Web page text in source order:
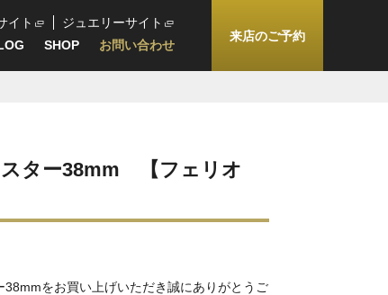
イト
ジュエリーサイト
SHOP お問い合わせ
来店のご予約
ター38mm 【フェリオ
をお買い上げいただき誠にありがとうご